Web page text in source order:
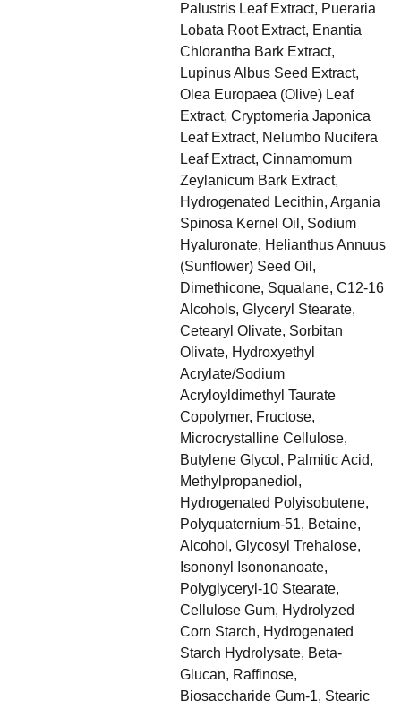
Palustris Leaf Extract, Pueraria
Lobata Root Extract, Enantia
Chlorantha Bark Extract,
Lupinus Albus Seed Extract,
Olea Europaea (Olive) Leaf
Extract, Cryptomeria Japonica
Leaf Extract, Nelumbo Nucifera
Leaf Extract, Cinnamomum
Zeylanicum Bark Extract,
Hydrogenated Lecithin, Argania
Spinosa Kernel Oil, Sodium
Hyaluronate, Helianthus Annuus
(Sunflower) Seed Oil,
Dimethicone, Squalane, C12-16
Alcohols, Glyceryl Stearate,
Cetearyl Olivate, Sorbitan
Olivate, Hydroxyethyl
Acrylate/Sodium
Acryloyldimethyl Taurate
Copolymer, Fructose,
Microcrystalline Cellulose,
Butylene Glycol, Palmitic Acid,
Methylpropanediol,
Hydrogenated Polyisobutene,
Polyquaternium-51, Betaine,
Alcohol, Glycosyl Trehalose,
Isononyl Isononanoate,
Polyglyceryl-10 Stearate,
Cellulose Gum, Hydrolyzed
Corn Starch, Hydrogenated
Starch Hydrolysate, Beta-
Glucan, Raffinose,
Biosaccharide Gum-1, Stearic